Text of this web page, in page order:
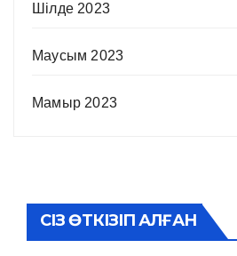
Шілде 2023
Маусым 2023
Мамыр 2023
СІЗ ӨТКІЗІП АЛҒАН